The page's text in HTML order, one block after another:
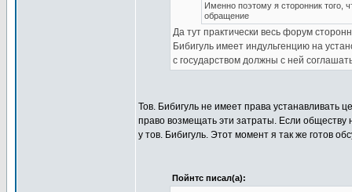
Именно поэтому я сторонник того,
обращение
Да тут практически весь форум
Бибигуль имеет индульгенцию на
с государством должны с ней
Тов. Бибигуль не имеет права устанавливать
право возмещать эти затраты. Если обществу
у тов. Бибигуль. Этот момент я так же готов
Пойнтс писал(а):